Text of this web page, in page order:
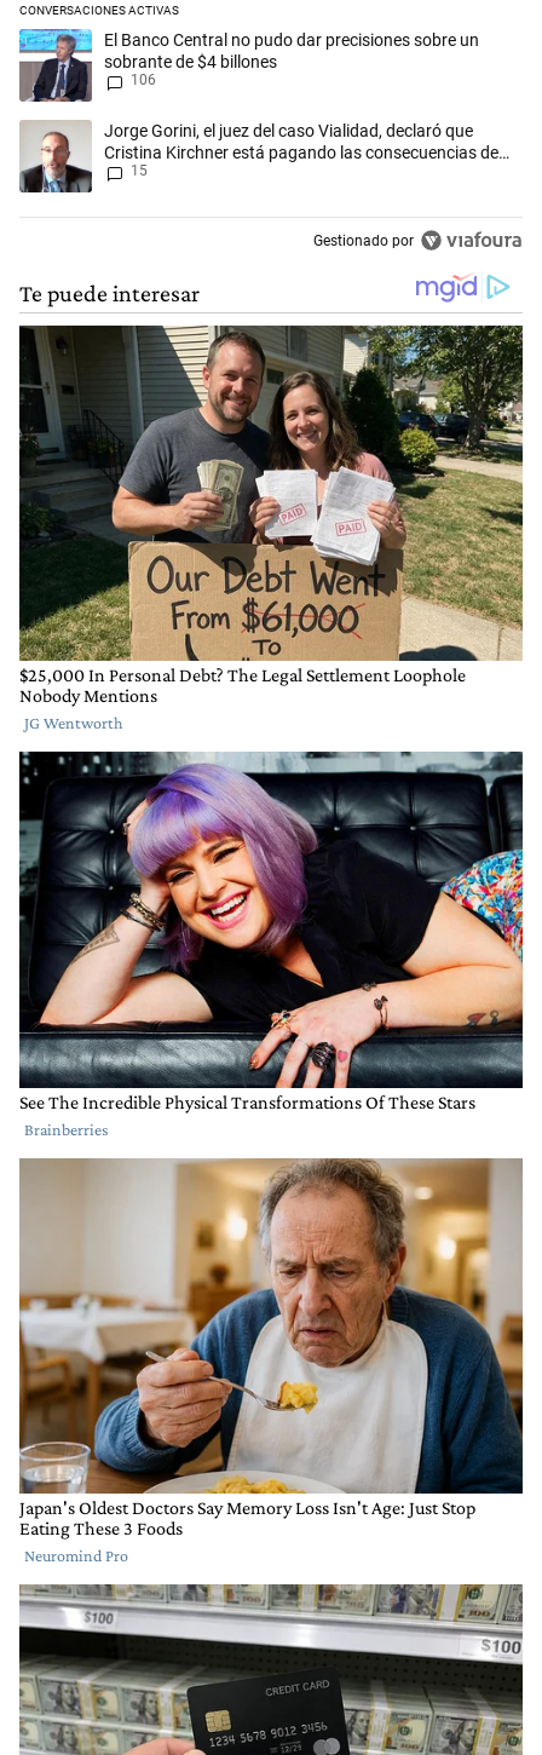
CONVERSACIONES ACTIVAS
Este listado muestra los artículos con más comentarios en los
Un artículo de tendencia con el título "El Banco Central no pudo dar
El Banco Central no pudo dar precisiones sobre un
sobrante de $4 billones
106
Un artículo de tendencia con el título "Jorge Gorini, el juez del caso
Jorge Gorini, el juez del caso Vialidad, declaró que
Cristina Kirchner está pagando las consecuencias de
cometer "un delito comprobado"
15
Gestionado por